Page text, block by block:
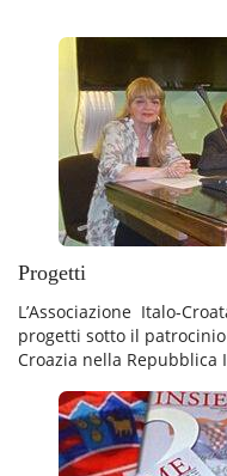
Progetti
L’Associazione Italo-
progetti sotto il
Croazia nella Repubblica